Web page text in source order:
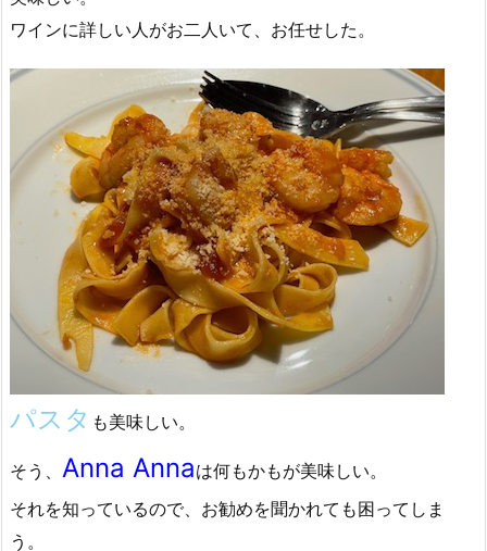
ワインに詳しい人がお二人いて、お任せした。
パスタ も美味しい。
そう、 Anna Annaは何もかもが美味しい。
それを知っているので、お勧めを聞かれても困ってしま
う。